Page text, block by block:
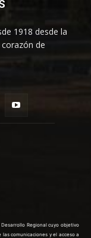
1918 desde la
de
Desarrollo Regional cuyo objetivo
comunicaciones y el acceso a